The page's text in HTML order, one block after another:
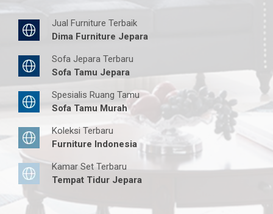
Jual Furniture Terbaik
Dima Furniture Jepara
Sofa Jepara Terbaru
Sofa Tamu Jepara
Spesialis Ruang Tamu
Sofa Tamu Murah
Koleksi Terbaru
Furniture Indonesia
Kamar Set Terbaru
Tempat Tidur Jepara